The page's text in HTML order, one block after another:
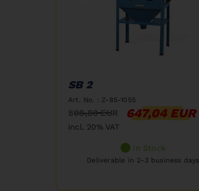
SB 2
Art. No. : Z-85-1055
808,80 EUR 647,04 EUR
incl. 20% VAT
In Stock
Deliverable in 2-3 business days